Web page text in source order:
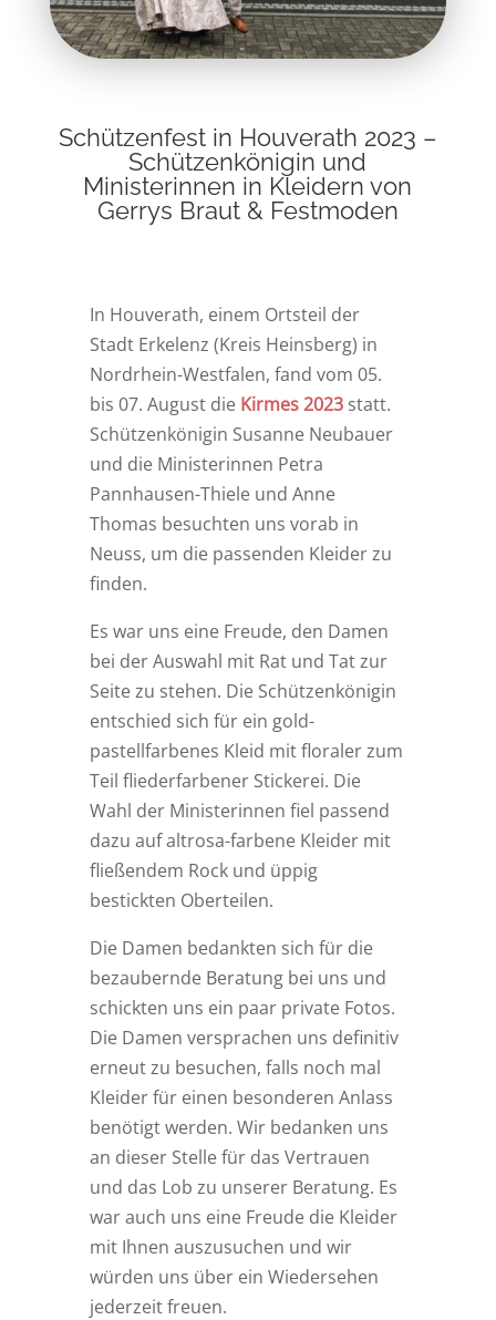
Schützenfest in Houverath 2023 –
Schützenkönigin und
Ministerinnen in Kleidern von
Gerrys Braut & Festmoden
In Houverath, einem Ortsteil der
Stadt Erkelenz (Kreis Heinsberg) in
Nordrhein-Westfalen, fand vom 05.
bis 07. August die Kirmes 2023statt.
Schützenkönigin Susanne Neubauer
und die Ministerinnen Petra
Pannhausen-Thiele und Anne
Thomas besuchten uns vorab in
Neuss, um die passenden Kleider zu
finden.
Es war uns eine Freude, den Damen
bei der Auswahl mit Rat und Tat zur
Seite zu stehen. Die Schützenkönigin
entschied sich für ein gold-
pastellfarbenes Kleid mit floraler zum
Teil fliederfarbener Stickerei. Die
Wahl der Ministerinnen fiel passend
dazu auf altrosa-farbene Kleider mit
fließendem Rock und üppig
bestickten Oberteilen.
Die Damen bedankten sich für die
bezaubernde Beratung bei uns und
schickten uns ein paar private Fotos.
Die Damen versprachen uns definitiv
erneut zu besuchen, falls noch mal
Kleider für einen besonderen Anlass
benötigt werden. Wir bedanken uns
an dieser Stelle für das Vertrauen
und das Lob zu unserer Beratung. Es
war auch uns eine Freude die Kleider
mit Ihnen auszusuchen und wir
würden uns über ein Wiedersehen
jederzeit freuen.